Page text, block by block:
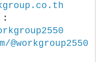
:
@workgroup2550